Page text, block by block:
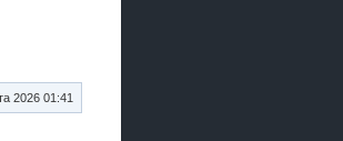
2026 01:41